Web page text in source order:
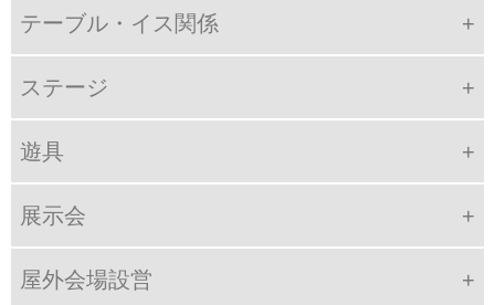
テーブル・イス関係
ステージ
遊具
展示会
屋外会場設営